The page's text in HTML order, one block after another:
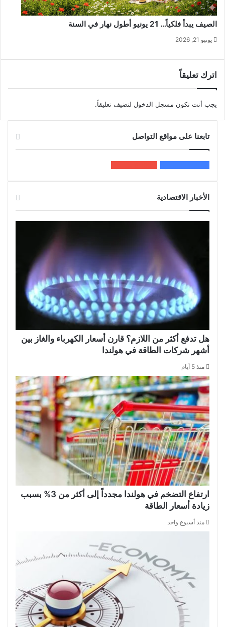
الصيف يبدأ فلكياً… 21 يونيو أطول نهار في السنة
يونيو 21, 2026
اترك تعليقاً
يجب أنت تكون مسجل الدخول لتضيف تعليقاً.
تابعنا على مواقع التواصل
الأخبار الاقتصادية
هل تدفع أكثر من اللازم؟ قارن أسعار الكهرباء والغاز بين
أشهر شركات الطاقة في هولندا
منذ 5 أيام
ارتفاع التضخم في هولندا مجدداً إلى أكثر من 3% بسبب
زيادة أسعار الطاقة
منذ أسبوع واحد